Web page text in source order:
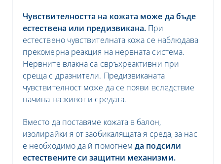
Чувствителността на кожата може да бъде
естествена или предизвикана. При
естествено чувствителната кожа се наблюдава
прекомерна реакция на нервната система.
Нервните влакна са свръхреактивни при
среща с дразнители. Предизвиканата
чувствителност може да се появи вследствие
начина на живот и средата.
Вместо да поставяме кожата в балон,
изолирайки я от заобикалящата я среда, за нас
е необходимо да й помогнемда подсили
естествените си защитни механизми.